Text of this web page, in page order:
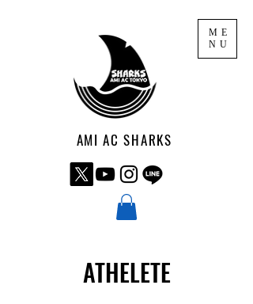
ME
NU
AMI AC SHARKS
ATHELETE